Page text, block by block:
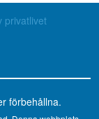
privatlivet
förbehållna.